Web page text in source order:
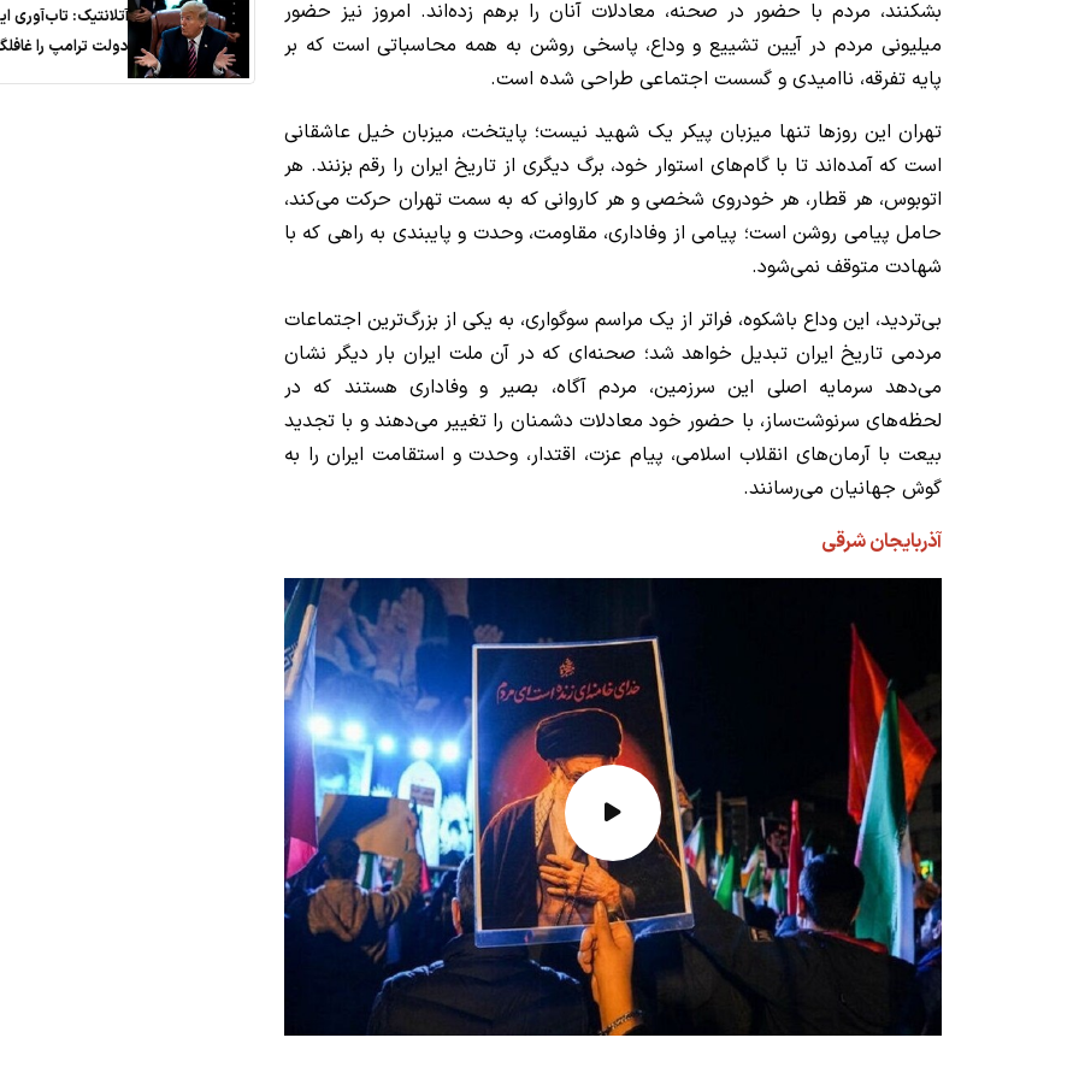
بشکنند، مردم با حضور در صحنه، معادلات آنان را برهم زده‌اند. امروز نیز حضور
میلیونی مردم در آیین تشییع و وداع، پاسخی روشن به همه محاسباتی است که بر
پایه تفرقه، ناامیدی و گسست اجتماعی طراحی شده است.
تهران این روزها تنها میزبان پیکر یک شهید نیست؛ پایتخت، میزبان خیل عاشقانی
است که آمده‌اند تا با گام‌های استوار خود، برگ دیگری از تاریخ ایران را رقم بزنند. هر
اتوبوس، هر قطار، هر خودروی شخصی و هر کاروانی که به سمت تهران حرکت می‌کند،
حامل پیامی روشن است؛ پیامی از وفاداری، مقاومت، وحدت و پایبندی به راهی که با
شهادت متوقف نمی‌شود.
بی‌تردید، این وداع باشکوه، فراتر از یک مراسم سوگواری، به یکی از بزرگ‌ترین اجتماعات
مردمی تاریخ ایران تبدیل خواهد شد؛ صحنه‌ای که در آن ملت ایران بار دیگر نشان
می‌دهد سرمایه اصلی این سرزمین، مردم آگاه، بصیر و وفاداری هستند که در
لحظه‌های سرنوشت‌ساز، با حضور خود معادلات دشمنان را تغییر می‌دهند و با تجدید
بیعت با آرمان‌های انقلاب اسلامی، پیام عزت، اقتدار، وحدت و استقامت ایران را به
گوش جهانیان می‌رسانند.
آذربایجان شرقی
آتلانتیک: تاب‌آوری
دولت ترامپ را